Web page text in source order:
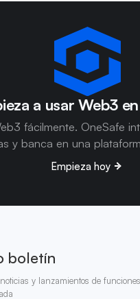
a usar Web3
fácilmente. OneSafe
y banca en una
Empieza hoy
boletín
y lanzamientos de funciones